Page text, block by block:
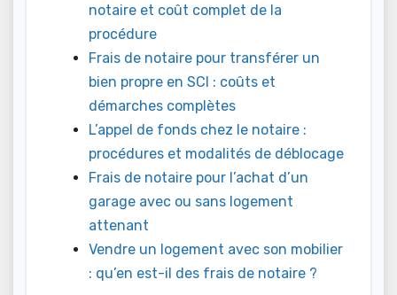
notaire et coût complet de la
procédure
Frais de notaire pour transférer un
bien propre en SCI : coûts et
démarches complètes
L’appel de fonds chez le notaire :
procédures et modalités de déblocage
Frais de notaire pour l’achat d’un
garage avec ou sans logement
attenant
Vendre un logement avec son mobilier
: qu’en est-il des frais de notaire ?